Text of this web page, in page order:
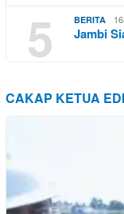
5
BERITA
Jambi
CAKAP KETUA EDI